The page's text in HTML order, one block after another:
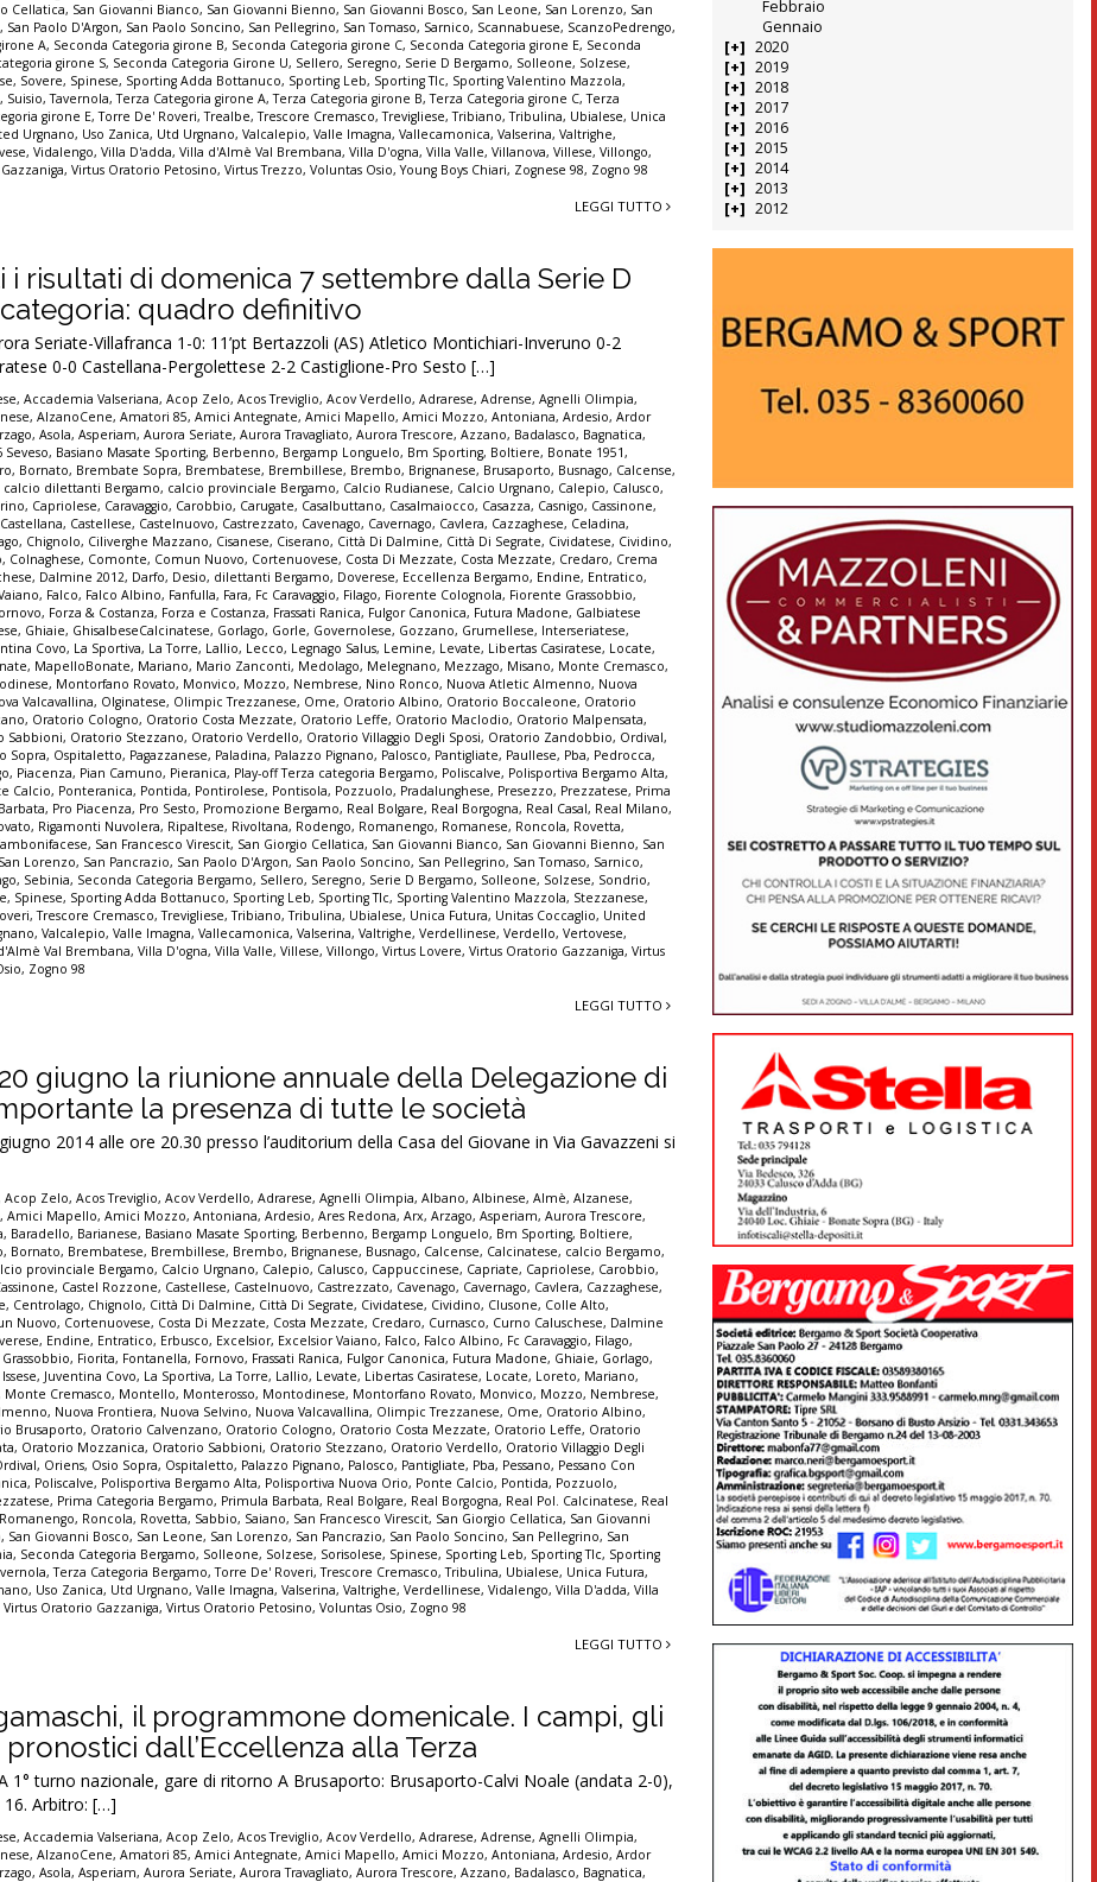
Cellatica, San Giovanni Bianco, San Giovanni Bienno, San Giovanni Bosco, San Leone, San Lorenzo, San
, San Paolo D'Argon, San Paolo Soncino, San Pellegrino, San Tomaso, Sarnico, Scannabuese, ScanzoPedrengo,
A, Seconda Categoria girone B, Seconda Categoria girone C, Seconda Categoria girone E, Seconda
girone S, Seconda Categoria Girone U, Sellero, Seregno, Serie D Bergamo, Solleone, Solzese,
, Sovere, Spinese, Sporting Adda Bottanuco, Sporting Leb, Sporting Tlc, Sporting Valentino Mazzola,
, Suisio,Tavernola,Terza Categoria girone A,Terza Categoria girone B,Terza Categoria girone C,Terza
girone E,Torre De' Roveri,Trealbe,Trescore Cremasco,Trevigliese,Tribiano,Tribulina, Ubialese, Unica
Urgnano, Uso Zanica, Utd Urgnano,Valcalepio,Valle Imagna,Vallecamonica,Valserina,Valtrighe,
,Vidalengo,Villa D'adda,Villa d'Almè Val Brembana,Villa D'ogna,Villa Valle,Villanova,Villese,Villongo,
,Virtus Oratorio Petosino,Virtus Trezzo,Voluntas Osio,Young Boys Chiari, Zognese 98, Zogno 98
LEGGI TUTTO
i risultati di domenica 7 settembre dalla Serie D
quadro definitivo
Seriate-Villafranca 1-0: 11’pt Bertazzoli (AS) Atletico Montichiari-Inveruno 0-2
0-0 Castellana-Pergolettese 2-2 Castiglione-Pro Sesto […]
,Accademia Valseriana,Acop Zelo,Acos Treviglio,Acov Verdello,Adrarese,Adrense,Agnelli Olimpia,
,AlzanoCene,Amatori 85,Amici Antegnate,Amici Mapello,Amici Mozzo,Antoniana,Ardesio,Ardor
,Asola,Asperiam,Aurora Seriate,Aurora Travagliato,Aurora Trescore,Azzano, Badalasco, Bagnatica,
Seveso, Basiano Masate Sporting, Berbenno, Bergamp Longuelo, Bm Sporting, Boltiere, Bonate 1951,
, Bornato, Brembate Sopra, Brembatese, Brembillese, Brembo, Brignanese, Brusaporto, Busnago, Calcense,
calcio dilettanti Bergamo, calcio provinciale Bergamo, Calcio Rudianese, Calcio Urgnano, Calepio, Calusco,
, Capriolese, Caravaggio, Carobbio, Carugate, Casalbuttano, Casalmaiocco, Casazza, Casnigo, Cassinone,
Castellana, Castellese, Castelnuovo, Castrezzato, Cavenago, Cavernago, Cavlera, Cazzaghese, Celadina,
, Chignolo, Ciliverghe Mazzano, Cisanese, Ciserano, Città Di Dalmine, Città Di Segrate, Cividatese, Cividino,
, Colnaghese, Comonte, Comun Nuovo, Cortenuovese, Costa Di Mezzate, Costa Mezzate, Credaro, Crema
, Dalmine 2012, Darfo, Desio, dilettanti Bergamo, Doverese, Eccellenza Bergamo, Endine, Entratico,
, Falco, Falco Albino, Fanfulla, Fara, Fc Caravaggio, Filago, Fiorente Colognola, Fiorente Grassobbio,
, Forza & Costanza, Forza e Costanza, Frassati Ranica, Fulgor Canonica, Futura Madone, Galbiatese
, Ghiaie, GhisalbeseCalcinatese, Gorlago, Gorle, Governolese, Gozzano, Grumellese, Interseriatese,
Covo, La Sportiva, La Torre, Lallio, Lecco, Legnago Salus, Lemine, Levate, Libertas Casiratese, Locate,
, MapelloBonate, Mariano, Mario Zanconti, Medolago, Melegnano, Mezzago, Misano, Monte Cremasco,
, Montorfano Rovato, Monvico, Mozzo, Nembrese, Nino Ronco, Nuova Atletic Almenno, Nuova
Valcavallina, Olginatese, Olimpic Trezzanese, Ome, Oratorio Albino, Oratorio Boccaleone, Oratorio
, Oratorio Cologno, Oratorio Costa Mezzate, Oratorio Leffe, Oratorio Maclodio, Oratorio Malpensata,
Sabbioni, Oratorio Stezzano, Oratorio Verdello, Oratorio Villaggio Degli Sposi, Oratorio Zandobbio, Ordival,
Sopra, Ospitaletto, Pagazzanese, Paladina, Palazzo Pignano, Palosco, Pantigliate, Paullese, Pba, Pedrocca,
, Piacenza, Pian Camuno, Pieranica, Play-off Terza categoria Bergamo, Poliscalve, Polisportiva Bergamo Alta,
Calcio, Ponteranica, Pontida, Pontirolese, Pontisola, Pozzuolo, Pradalunghese, Presezzo, Prezzatese, Prima
, Pro Piacenza, Pro Sesto, Promozione Bergamo, Real Bolgare, Real Borgogna, Real Casal, Real Milano,
, Rigamonti Nuvolera, Ripaltese, Rivoltana, Rodengo, Romanengo, Romanese, Roncola, Rovetta,
, San Francesco Virescit, San Giorgio Cellatica, San Giovanni Bianco, San Giovanni Bienno, San
San Lorenzo, San Pancrazio, San Paolo D'Argon, San Paolo Soncino, San Pellegrino, San Tomaso, Sarnico,
, Sebinia, Seconda Categoria Bergamo, Sellero, Seregno, Serie D Bergamo, Solleone, Solzese, Sondrio,
, Spinese, Sporting Adda Bottanuco, Sporting Leb, Sporting Tlc, Sporting Valentino Mazzola, Stezzanese,
,Trescore Cremasco,Trevigliese,Tribiano,Tribulina, Ubialese, Unica Futura, Unitas Coccaglio, United
,Valcalepio,Valle Imagna,Vallecamonica,Valserina,Valtrighe,Verdellinese,Verdello,Vertovese,
Val Brembana,Villa D'ogna,Villa Valle,Villese,Villongo,Virtus Lovere,Virtus Oratorio Gazzaniga,Virtus
, Zogno 98
LEGGI TUTTO
giugno la riunione annuale della Delegazione di
la presenza di tutte le società
2014 alle ore 20.30 presso l’auditorium della Casa del Giovane in Via Gavazzeni si
Acop Zelo,Acos Treviglio,Acov Verdello,Adrarese,Agnelli Olimpia,Albano,Albinese,Almè,Alzanese,
,Amici Mapello,Amici Mozzo,Antoniana,Ardesio,Ares Redona,Arx,Arzago,Asperiam,Aurora Trescore,
, Baradello, Barianese, Basiano Masate Sporting, Berbenno, Bergamp Longuelo, Bm Sporting, Boltiere,
, Bornato, Brembatese, Brembillese, Brembo, Brignanese, Busnago, Calcense, Calcinatese, calcio Bergamo,
provinciale Bergamo, Calcio Urgnano, Calepio, Calusco, Cappuccinese, Capriate, Capriolese, Carobbio,
, Castel Rozzone, Castellese, Castelnuovo, Castrezzato, Cavenago, Cavernago, Cavlera, Cazzaghese,
, Centrolago, Chignolo, Città Di Dalmine, Città Di Segrate, Cividatese, Cividino, Clusone, Colle Alto,
Nuovo, Cortenuovese, Costa Di Mezzate, Costa Mezzate, Credaro, Curnasco, Curno Caluschese, Dalmine
, Endine, Entratico, Erbusco, Excelsior, Excelsior Vaiano, Falco, Falco Albino, Fc Caravaggio, Filago,
, Fiorita, Fontanella, Fornovo, Frassati Ranica, Fulgor Canonica, Futura Madone, Ghiaie, Gorlago,
Issese, Juventina Covo, La Sportiva, La Torre, Lallio, Levate, Libertas Casiratese, Locate, Loreto, Mariano,
Monte Cremasco, Montello, Monterosso, Montodinese, Montorfano Rovato, Monvico, Mozzo, Nembrese,
, Nuova Frontiera, Nuova Selvino, Nuova Valcavallina, Olimpic Trezzanese, Ome, Oratorio Albino,
Brusaporto, Oratorio Calvenzano, Oratorio Cologno, Oratorio Costa Mezzate, Oratorio Leffe, Oratorio
, Oratorio Mozzanica, Oratorio Sabbioni, Oratorio Stezzano, Oratorio Verdello, Oratorio Villaggio Degli
, Oriens, Osio Sopra, Ospitaletto, Palazzo Pignano, Palosco, Pantigliate, Pba, Pessano, Pessano Con
, Poliscalve, Polisportiva Bergamo Alta, Polisportiva Nuova Orio, Ponte Calcio, Pontida, Pozzuolo,
, Prima Categoria Bergamo, Primula Barbata, Real Bolgare, Real Borgogna, Real Pol. Calcinatese, Real
Romanengo, Roncola, Rovetta, Sabbio, Saiano, San Francesco Virescit, San Giorgio Cellatica, San Giovanni
, San Giovanni Bosco, San Leone, San Lorenzo, San Pancrazio, San Paolo Soncino, San Pellegrino, San
, Seconda Categoria Bergamo, Solleone, Solzese, Sorisolese, Spinese, Sporting Leb, Sporting Tlc, Sporting
,Terza Categoria Bergamo,Torre De' Roveri,Trescore Cremasco,Tribulina, Ubialese, Unica Futura,
, Uso Zanica, Utd Urgnano,Valle Imagna,Valserina,Valtrighe,Verdellinese,Vidalengo,Villa D'adda,Villa
Virtus Oratorio Gazzaniga,Virtus Oratorio Petosino,Voluntas Osio, Zogno 98
LEGGI TUTTO
il programmone domenicale. I campi, gli
dall’Eccellenza alla Terza
1° turno nazionale, gare di ritorno A Brusaporto: Brusaporto-Calvi Noale (andata 2-0),
Arbitro: […]
,Accademia Valseriana,Acop Zelo,Acos Treviglio,Acov Verdello,Adrarese,Adrense,Agnelli Olimpia,
,AlzanoCene,Amatori 85,Amici Antegnate,Amici Mapello,Amici Mozzo,Antoniana,Ardesio,Ardor
,Asola,Asperiam,Aurora Seriate,Aurora Travagliato,Aurora Trescore,Azzano, Badalasco, Bagnatica,
Febbraio
Gennaio
2020
2019
2018
2017
2016
2015
2014
2013
2012